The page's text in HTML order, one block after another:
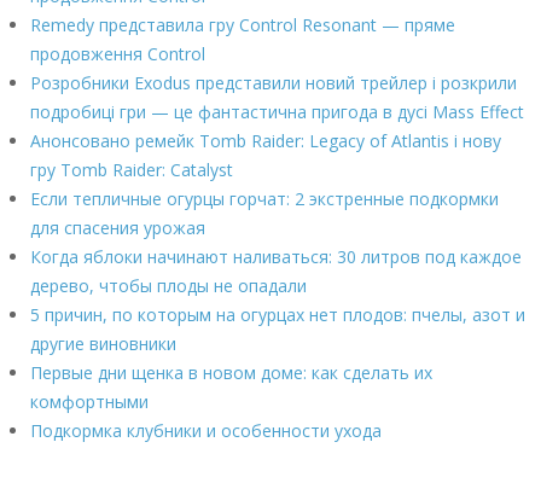
Remedy представила гру Control Resonant — пряме
продовження Control
Розробники Exodus представили новий трейлер і розкрили
подробиці гри — це фантастична пригода в дусі Mass Effect
Анонсовано ремейк Tomb Raider: Legacy of Atlantis і нову
гру Tomb Raider: Catalyst
Если тепличные огурцы горчат: 2 экстренные подкормки
для спасения урожая
Когда яблоки начинают наливаться: 30 литров под каждое
дерево, чтобы плоды не опадали
5 причин, по которым на огурцах нет плодов: пчелы, азот и
другие виновники
Первые дни щенка в новом доме: как сделать их
комфортными
Подкормка клубники и особенности ухода